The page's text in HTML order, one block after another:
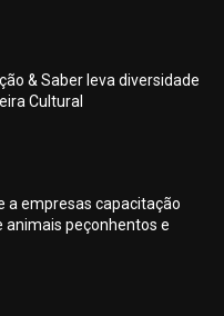
& Saber leva diversidade
Cultural
a empresas capacitação
animais peçonhentos e